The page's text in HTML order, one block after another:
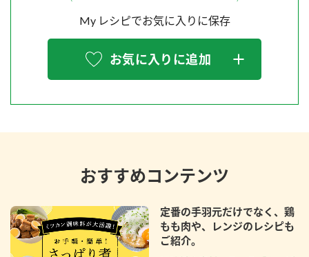
My レシピでお気に入りに保存
お気に入りに追加
おすすめコンテンツ
定番の手羽元だけでなく、鶏
もも肉や、レンジのレシピも
ご紹介。